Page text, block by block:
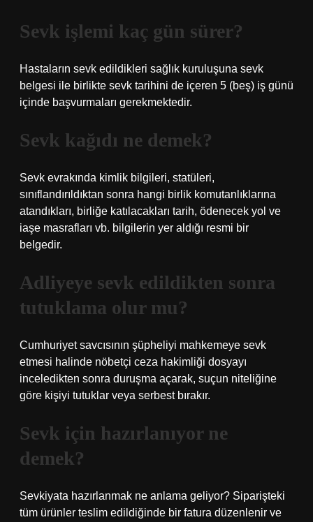
Sevk işlemi kaç gün sürer?
Hastaların sevk edildikleri sağlık kuruluşuna sevk
belgesi ile birlikte sevk tarihini de içeren 5 (beş) iş günü
içinde başvurmaları gerekmektedir.
Sevk kağıdı ne demek?
Sevk evrakında kimlik bilgileri, statüleri,
sınıflandırıldıktan sonra hangi birlik komutanlıklarına
atandıkları, birliğe katılacakları tarih, ödenecek yol ve
iaşe masrafları vb. bilgilerin yer aldığı resmi bir
belgedir.
Adliyeye sevk edildikten sonra
tutuklama olur mu?
Cumhuriyet savcısının şüpheliyi mahkemeye sevk
etmesi halinde nöbetçi ceza hakimliği dosyayı
inceledikten sonra duruşma açarak, suçun niteliğine
göre kişiyi tutuklar veya serbest bırakır.
Sevk için hazırlanıyor ne
demek?
Sevkiyata hazırlanmak ne anlama geliyor? Siparişteki
tüm ürünler teslim edildiğinde bir fatura düzenlenir ve